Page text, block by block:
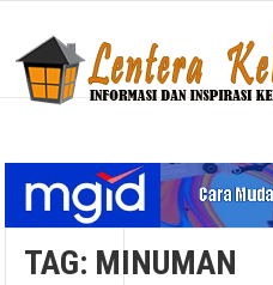
TAG: MINUMAN